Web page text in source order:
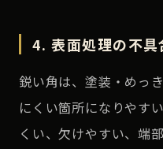
4. 表面処理の不具
鋭い角は、塗装・めっ
にくい箇所になりやす
くい、欠けやすい、端